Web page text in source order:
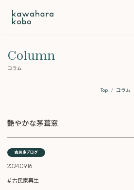
Column
コラム
Top コラム
艶やかな茅葺窓
古民家ブログ
2024.09.16
古民家再生